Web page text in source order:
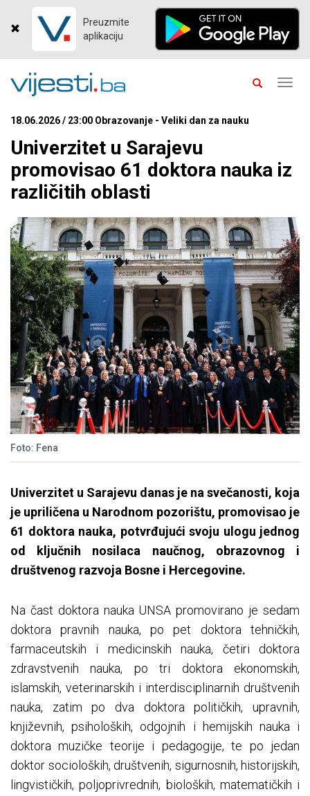
Preuzmite
aplikaciju
18.06.2026 / 23:00 Obrazovanje - Veliki dan za nauku
Univerzitet u Sarajevu
promovisao 61 doktora nauka iz
različitih oblasti
Foto: Fena
Univerzitet u Sarajevu danas je na svečanosti, koja
je upriličena u Narodnom pozorištu, promovisao je
61 doktora nauka, potvrđujući svoju ulogu jednog
od ključnih nosilaca naučnog, obrazovnog i
društvenog razvoja Bosne i Hercegovine.
Na čast doktora nauka UNSA promovirano je sedam
doktora pravnih nauka, po pet doktora tehničkih,
farmaceutskih i medicinskih nauka, četiri doktora
zdravstvenih nauka, po tri doktora ekonomskih,
islamskih, veterinarskih i interdisciplinarnih društvenih
nauka, zatim po dva doktora političkih, upravnih,
književnih, psiholoških, odgojnih i hemijskih nauka i
doktora muzičke teorije i pedagogije, te po jedan
doktor socioloških, društvenih, sigurnosnih, historijskih,
lingvističkih, poljoprivrednih, bioloških, matematičkih i